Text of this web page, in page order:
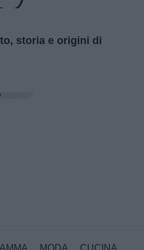
storia e origini di
MODA CUCINA